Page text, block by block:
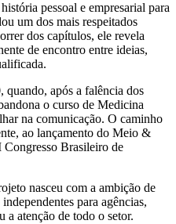
pessoal e empresarial para
um dos mais respeitados
dos capítulos, ele revela
de encontro entre ideias,
quando, após a falência dos
o curso de Medicina
na comunicação. O caminho
ao lançamento do Meio &
Brasileiro de
nasceu com a ambição de
para agências,
a atenção de todo o setor.